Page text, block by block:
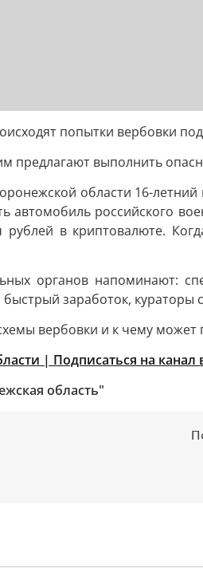
попытки вербовки
предлагают выполнить
области 16-
автомобиль российского
в криптовалюте.
органов напоминают:
заработок, кураторы
вербовки и к чему
| Подписаться на
область"